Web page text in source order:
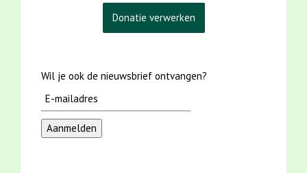
Wil je ook de nieuwsbrief ontvangen?